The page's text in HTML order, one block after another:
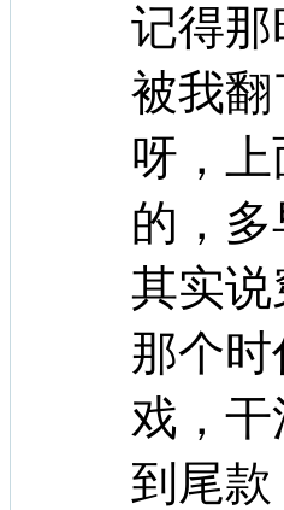
记得
被我
呀，
的，
其实
那个
戏，
到尾